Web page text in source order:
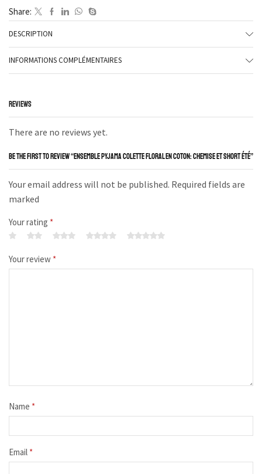
Share:
DESCRIPTION
INFORMATIONS COMPLÉMENTAIRES
REVIEWS
There are no reviews yet.
BE THE FIRST TO REVIEW “ENSEMBLE PYJAMA COLETTE FLORAL EN COTON: CHEMISE ET SHORT ÉTÉ”
Your email address will not be published. Required fields are
marked
Your rating *
Your review *
Name *
Email *